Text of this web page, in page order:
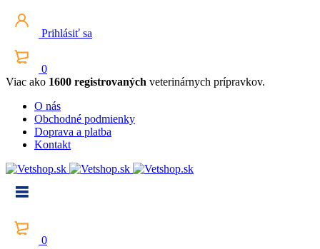
Prihlásiť sa
0
Viac ako 1600 registrovaných veterinárnych prípravkov.
O nás
Obchodné podmienky
Doprava a platba
Kontakt
0